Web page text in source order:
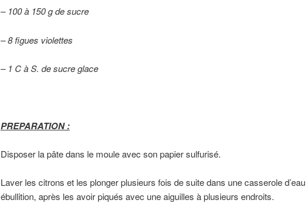
– 100 à 150 g de sucre
– 8 figues violettes
– 1 C à S. de sucre glace
PREPARATION :
Disposer la pâte dans le moule avec son papier sulfurisé.
Laver les citrons et les plonger plusieurs fois de suite dans une casserole
ébullition, après les avoir piqués avec une aiguilles à plusieurs endroits.